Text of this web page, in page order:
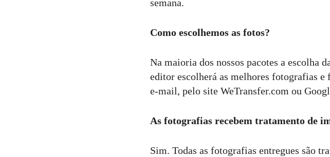
semana.
Como escolhemos as fotos?
Na maioria dos nossos pacotes a escolha
editor escolherá as melhores fotografias e
e-mail, pelo site WeTransfer.com ou
As fotografias recebem tratamento de
Sim. Todas as fotografias entregues são